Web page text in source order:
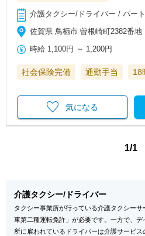
介護タクシー/ドライバー / パー
佐賀県 鳥栖市 曽根崎町2382番地
時給 1,100円 ～ 1,200円
社会保険完備 通勤手当 18
気になる
1/1
介護タクシー/ドライバー
タクシー事業所が行っている介護タクシー
車第二種運転免許」が必要です。一方で、
所に雇われているドライバーは介護サービ